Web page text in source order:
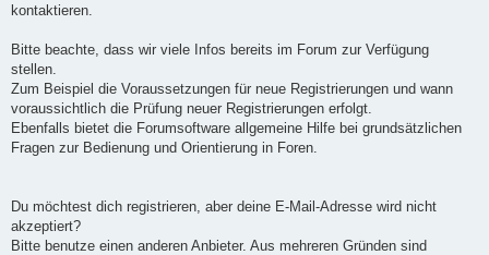
kontaktieren.
Bitte beachte, dass wir viele Infos bereits im Forum zur Verfügung
stellen.
Zum Beispiel die Voraussetzungen für neue Registrierungen und wann
voraussichtlich die Prüfung neuer Registrierungen erfolgt.
Ebenfalls bietet die Forumsoftware allgemeine Hilfe bei grundsätzlichen
Fragen zur Bedienung und Orientierung in Foren.
Du möchtest dich registrieren, aber deine E-Mail-Adresse wird nicht
akzeptiert?
Bitte benutze einen anderen Anbieter. Aus mehreren Gründen sind